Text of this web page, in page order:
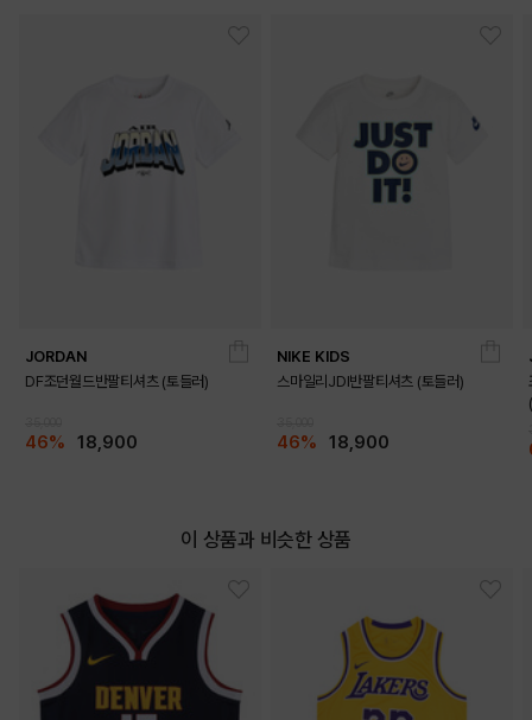
DETAILS
JORDAN
DF조던월드반팔티셔츠 (토들러)
46% 18,900
NIKE KIDS
스마일리JDI반팔티셔츠 (토들러)
46% 18,900
이 상품과 비슷한 상품